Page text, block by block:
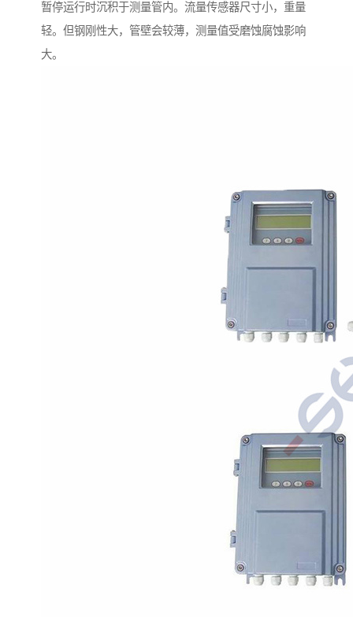
暂停运行时沉积于测量管内。流量传感器尺寸小，重量
轻。但钢刚性大，管壁会较薄，测量值受磨蚀腐蚀影响
大。